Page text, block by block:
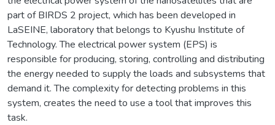
part of BIRDS 2 project, which has been developed in
LaSEINE, laboratory that belongs to Kyushu Institute of
Technology. The electrical power system (EPS) is
responsible for producing, storing, controlling and distributing
the energy needed to supply the loads and subsystems that
demand it. The complexity for detecting problems in this
system, creates the need to use a tool that improves this
task.